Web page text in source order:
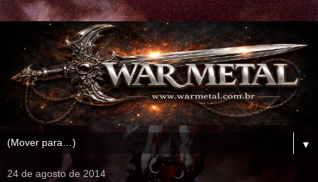
▼
24 de agosto de 2014